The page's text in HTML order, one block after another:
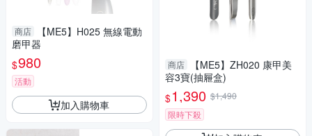
商店
【ME5】H025 無線電動
磨甲器
$980
活動
加入購物車
商店
【ME5】ZH020 康甲美
容3寶(抽屜盒)
$1,390 $1,490
限時下殺